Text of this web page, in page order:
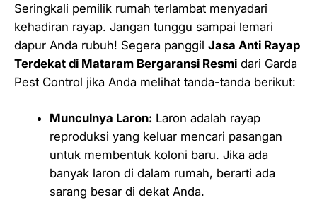
Seringkali pemilik rumah terlambat menyadari
kehadiran rayap. Jangan tunggu sampai lemari
dapur Anda rubuh! Segera panggil Jasa Anti Rayap
Terdekat di Mataram Bergaransi Resmi dari Garda
Pest Control jika Anda melihat tanda-tanda berikut:
Munculnya Laron: Laron adalah rayap
reproduksi yang keluar mencari pasangan
untuk membentuk koloni baru. Jika ada
banyak laron di dalam rumah, berarti ada
sarang besar di dekat Anda.